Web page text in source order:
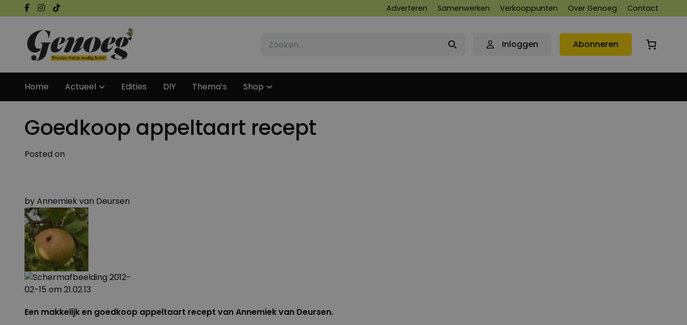
Adverteren Samenwerken Verkooppunten Over Genoeg Contact
Inloggen Abonneren
Home Actueel Edities DIY Thema’s Shop
Goedkoop appeltaart recept
Posted on
byAnnemiek van Deursen
Een makkelijk en goedkoop appeltaart recept van Annemiek van Deursen.